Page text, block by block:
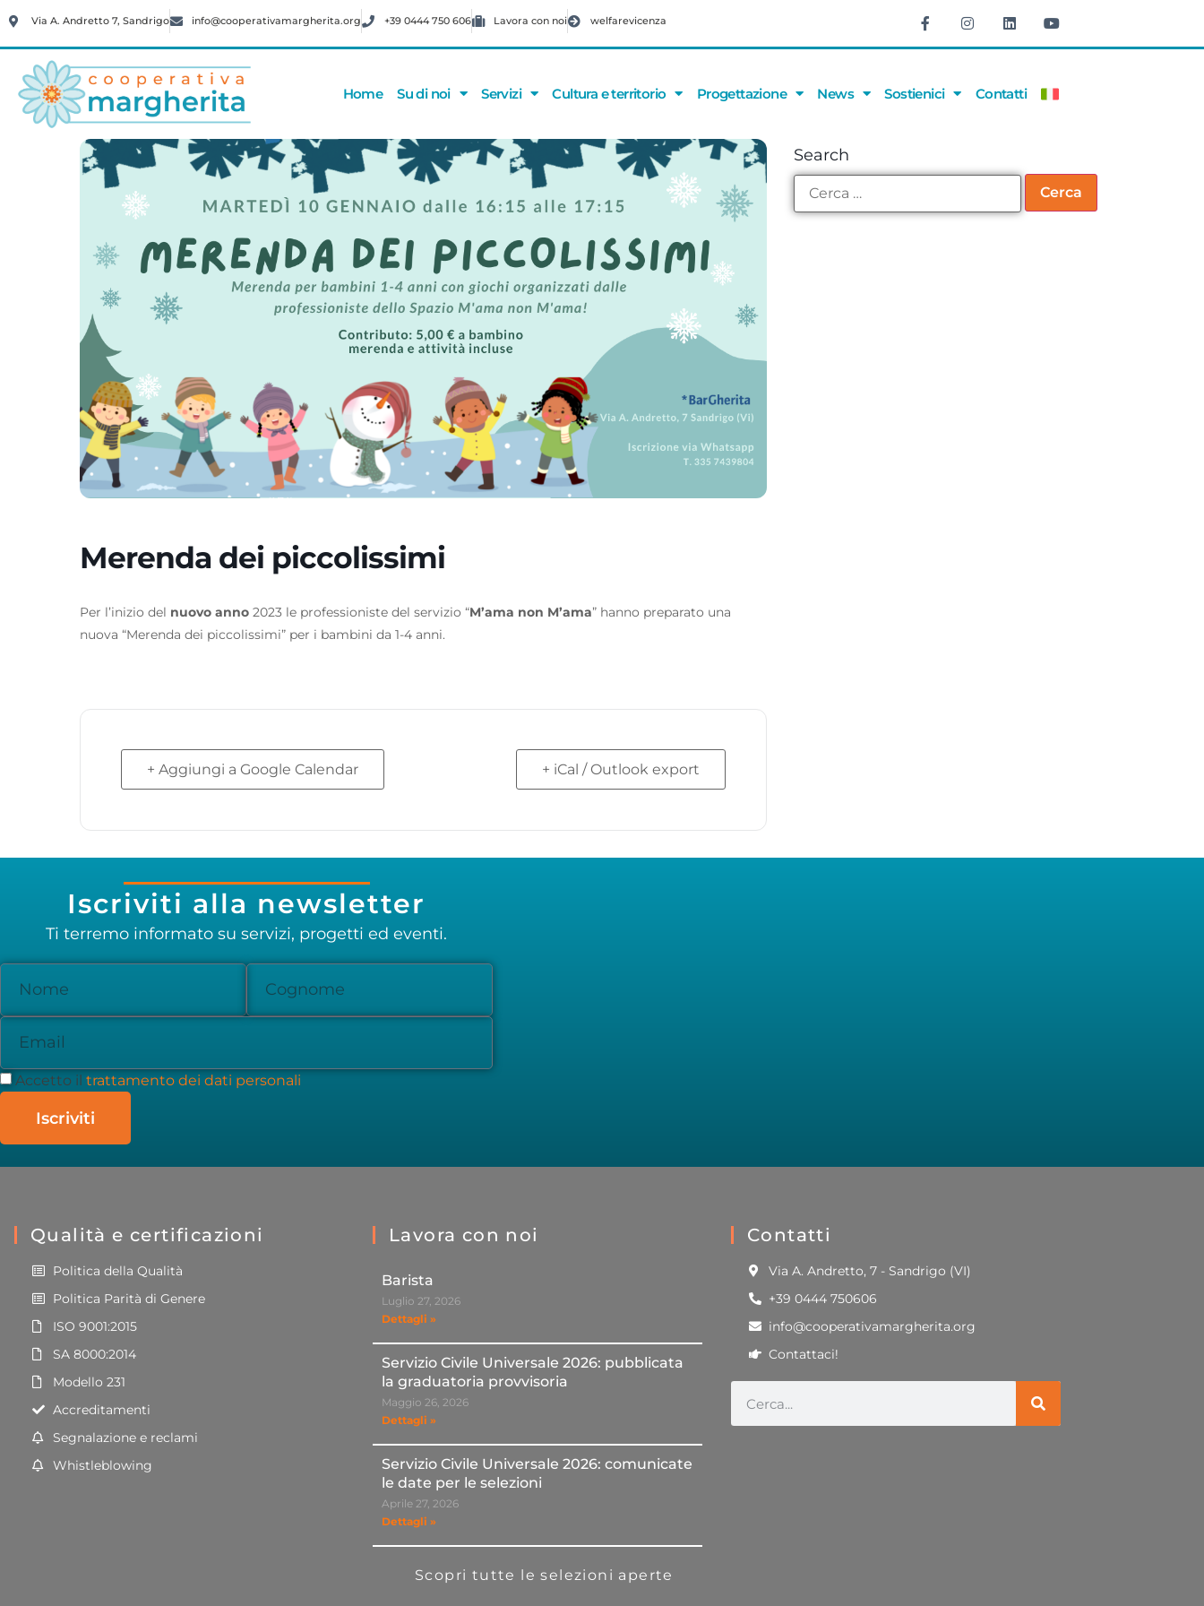
Via A. Andretto 7, Sandrigo info@cooperativamargherita.org +39 0444 750 606 Lavora con noi welfarevicenza
Home Su di noi Servizi Cultura e territorio Progettazione News Sostienici Contatti
Merenda dei piccolissimi
Per l’inizio del nuovo anno 2023 le professioniste del servizio “M’ama non M’ama” hanno preparato una
nuova “Merenda dei piccolissimi” per i bambini da 1-4 anni.
+ Aggiungi a Google Calendar + iCal / Outlook export
Search
Iscriviti alla newsletter
Ti terremo informato su servizi, progetti ed eventi.
Accetto il trattamento dei dati personali
Iscriviti
Qualità e certificazioni
Politica della Qualità
Politica Parità di Genere
ISO 9001:2015
SA 8000:2014
Modello 231
Accreditamenti
Segnalazione e reclami
Whistleblowing
Lavora con noi
Barista
Luglio 27, 2026
Dettagli »
Servizio Civile Universale 2026: pubblicata
la graduatoria provvisoria
Maggio 26, 2026
Dettagli »
Servizio Civile Universale 2026: comunicate
le date per le selezioni
Aprile 27, 2026
Dettagli »
Scopri tutte le selezioni aperte
Contatti
Via A. Andretto, 7 - Sandrigo (VI)
+39 0444 750606
info@cooperativamargherita.org
Contattaci!